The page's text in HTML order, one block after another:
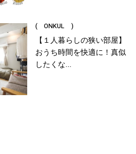
( ONKUL )
【１人暮らしの狭い部屋】
おうち時間を快適に！真似
したくな...